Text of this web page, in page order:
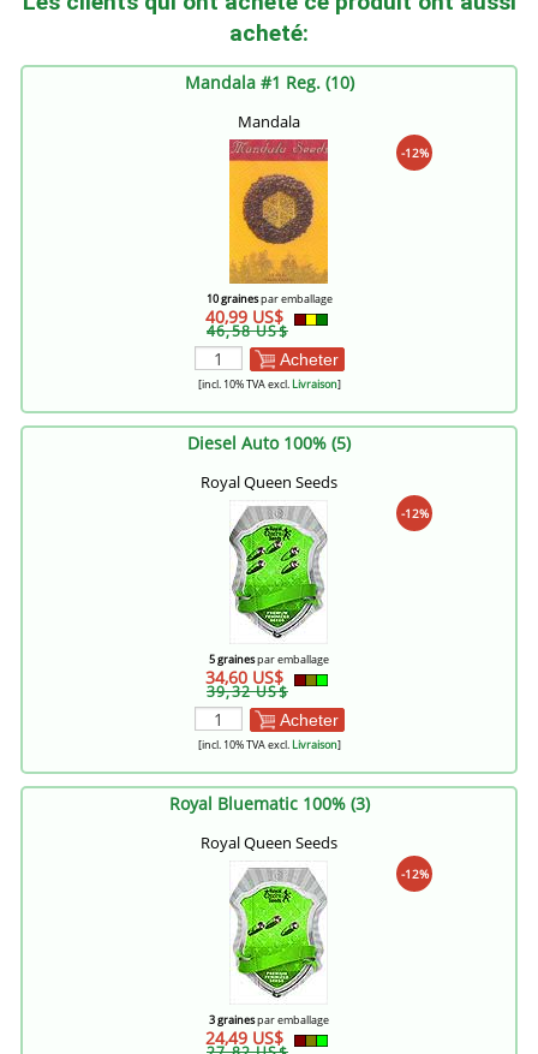
acheté:
Mandala #1 Reg. (10)
Mandala
-12%
10 grainespar emballage
40,99 US$
46,58 US$
Acheter
[incl. 10% TVA excl.Livraison]
Diesel Auto 100% (5)
Royal Queen Seeds
-12%
5 grainespar emballage
34,60 US$
39,32 US$
Acheter
[incl. 10% TVA excl.Livraison]
Royal Bluematic 100% (3)
Royal Queen Seeds
-12%
3 grainespar emballage
24,49 US$